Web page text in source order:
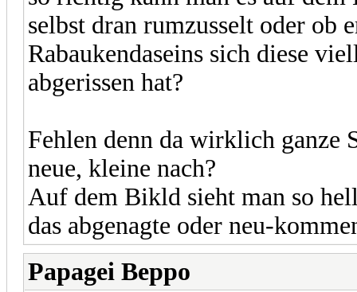
selbst dran rumzusselt oder ob
Rabaukendaseins sich diese
abgerissen hat?
Fehlen denn da wirklich ganze
neue, kleine nach?
Auf dem Bikld sieht man so
das abgenagte oder neu-
Papagei Beppo